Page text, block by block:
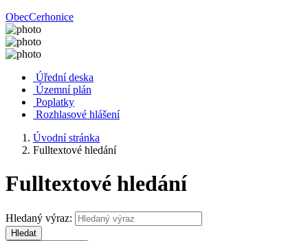
ObecCerhonice
Úřední deska
Územní plán
Poplatky
Rozhlasové hlášení
Úvodní stránka
Fulltextové hledání
Fulltextové hledání
Hledaný výraz:
Hledat